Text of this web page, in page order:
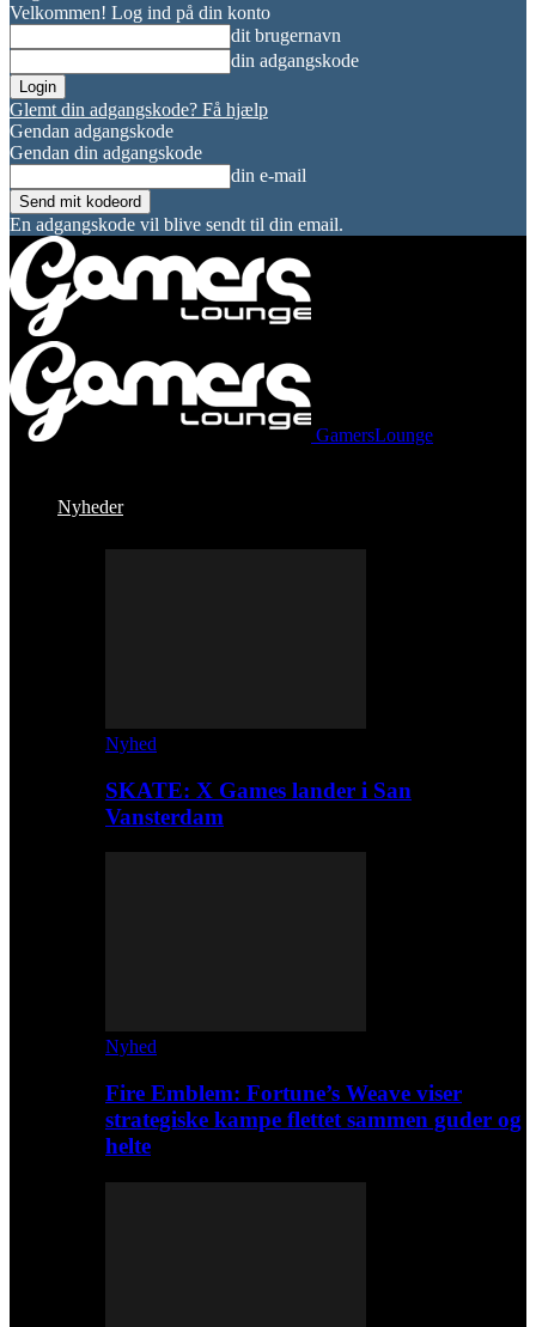
Velkommen! Log ind på din konto
dit brugernavn
din adgangskode
Glemt din adgangskode? Få hjælp
Gendan adgangskode
Gendan din adgangskode
din e-mail
En adgangskode vil blive sendt til din email.
GamersLounge
Nyheder
Nyhed
SKATE: X Games lander i San
Vansterdam
Nyhed
Fire Emblem: Fortune’s Weave viser
strategiske kampe flettet sammen guder og
helte